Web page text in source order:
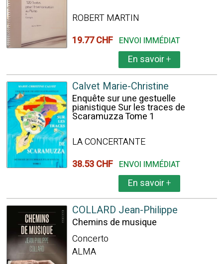
ROBERT MARTIN
19.77 CHF ENVOI IMMÉDIAT
En savoir+
Calvet Marie-Christine
Enquête sur une gestuelle
pianistique Sur les traces de
Scaramuzza Tome 1
LA CONCERTANTE
38.53 CHF ENVOI IMMÉDIAT
En savoir+
COLLARD Jean-Philippe
Chemins de musique
Concerto
ALMA